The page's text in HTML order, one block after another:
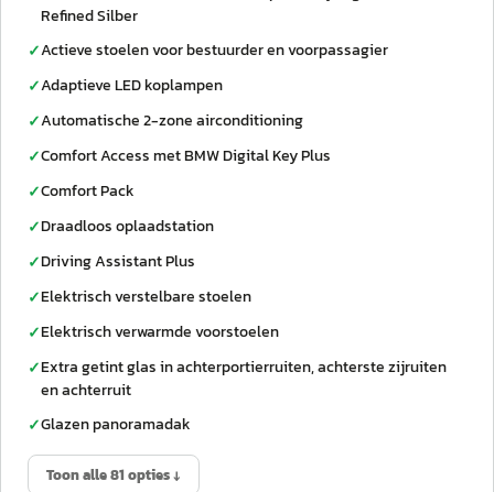
Refined Silber
✓Actieve stoelen voor bestuurder en voorpassagier
✓Adaptieve LED koplampen
✓Automatische 2-zone airconditioning
✓Comfort Access met BMW Digital Key Plus
✓Comfort Pack
✓Draadloos oplaadstation
✓Driving Assistant Plus
✓Elektrisch verstelbare stoelen
✓Elektrisch verwarmde voorstoelen
✓Extra getint glas in achterportierruiten, achterste zijruiten
en achterruit
✓Glazen panoramadak
Toon alle 81 opties ↓